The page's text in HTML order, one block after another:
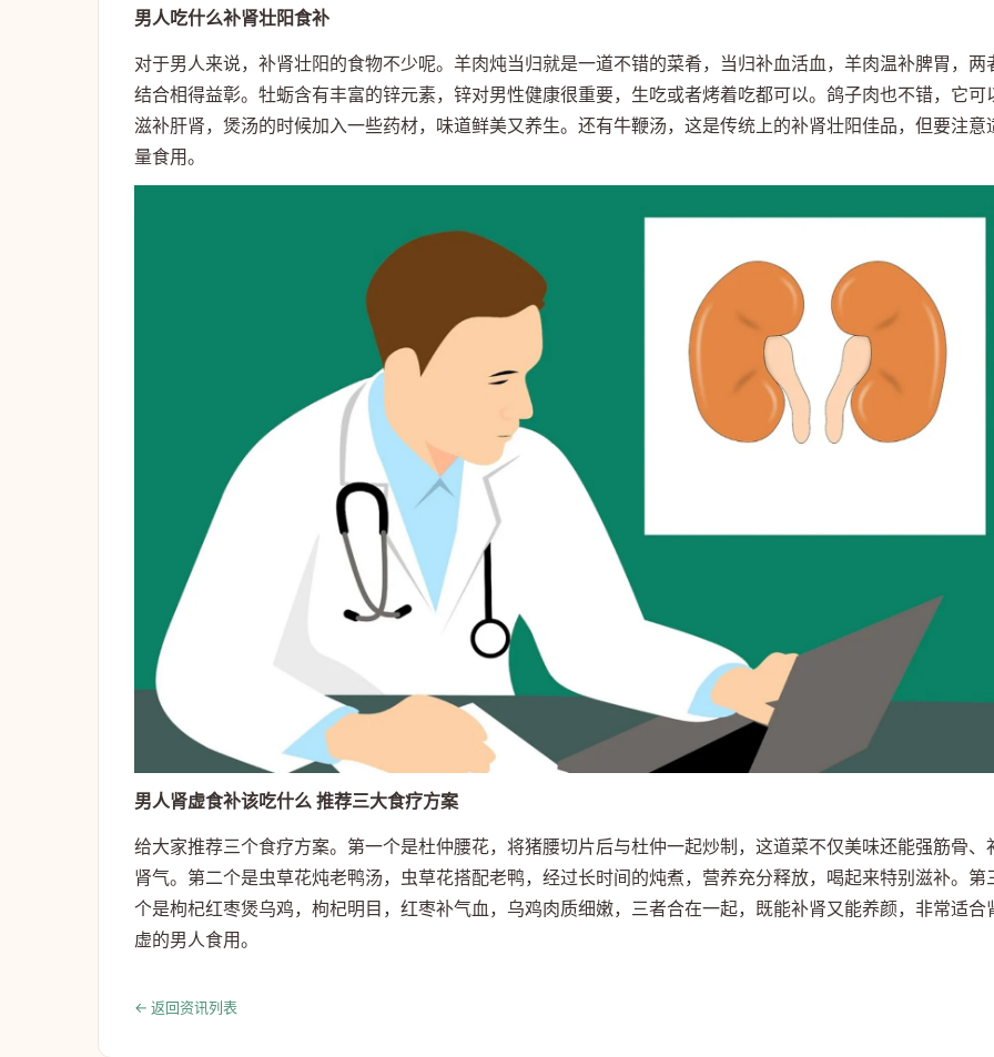
男人吃什么补肾壮阳食补
对于男人来说，补肾壮阳的食物不少呢。羊肉炖当归就是一道不错的菜肴，当归补血活血，羊肉温补脾胃，两
结合相得益彰。牡蛎含有丰富的锌元素，锌对男性健康很重要，生吃或者烤着吃都可以。鸽子肉也不错，它可
滋补肝肾，煲汤的时候加入一些药材，味道鲜美又养生。还有牛鞭汤，这是传统上的补肾壮阳佳品，但要注意
量食用。
男人肾虚食补该吃什么 推荐三大食疗方案
给大家推荐三个食疗方案。第一个是杜仲腰花，将猪腰切片后与杜仲一起炒制，这道菜不仅美味还能强筋骨、
肾气。第二个是虫草花炖老鸭汤，虫草花搭配老鸭，经过长时间的炖煮，营养充分释放，喝起来特别滋补。第
个是枸杞红枣煲乌鸡，枸杞明目，红枣补气血，乌鸡肉质细嫩，三者合在一起，既能补肾又能养颜，非常适合
虚的男人食用。
← 返回资讯列表